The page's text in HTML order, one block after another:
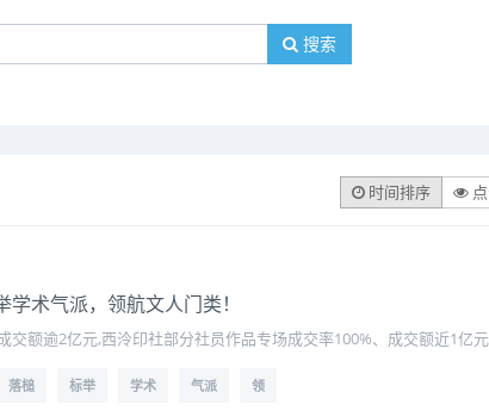
搜索
时间排序
术气派，领航文人门类！
交额逾2亿元,西泠印社部分社员作品专场成交率100%、成交额近1亿
落槌 标举 学术 气派 领